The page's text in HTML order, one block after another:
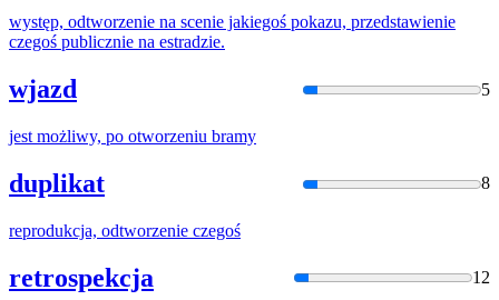
występ, odtworzenie na scenie jakiegoś pokazu, przedstawienie
czegoś publicznie na estradzie.
wjazd 5
jest możliwy, po otworzeniu bramy
duplikat 8
reprodukcja, odtworzenie czegoś
retrospekcja 12